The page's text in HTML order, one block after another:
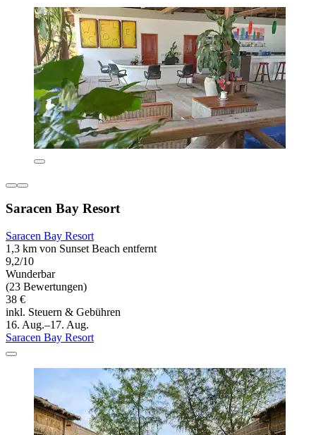
Saracen Bay Resort
Saracen Bay Resort
1,3 km von Sunset Beach entfernt
9,2/10
Wunderbar
(23 Bewertungen)
38 €
inkl. Steuern & Gebühren
16. Aug.–17. Aug.
Saracen Bay Resort